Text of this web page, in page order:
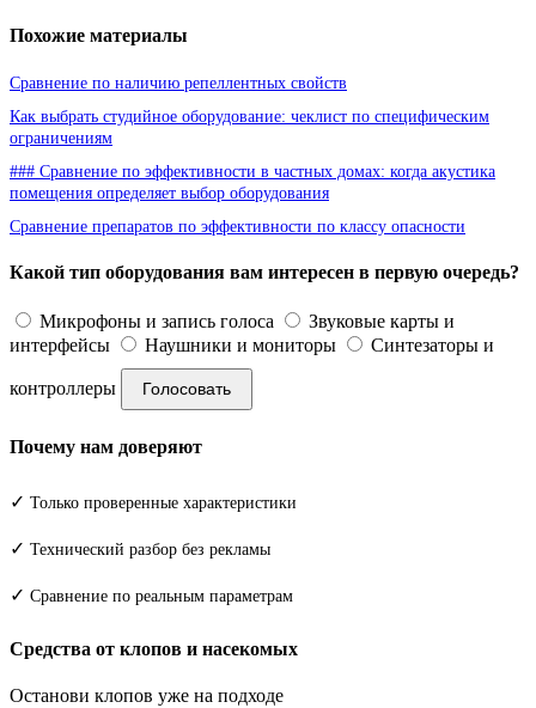
Похожие материалы
Сравнение по наличию репеллентных свойств
Как выбрать студийное оборудование: чеклист по специфическим
ограничениям
### Сравнение по эффективности в частных домах: когда акустика
помещения определяет выбор оборудования
Сравнение препаратов по эффективности по классу опасности
Какой тип оборудования вам интересен в первую очередь?
Микрофоны и запись голоса
Звуковые карты и
интерфейсы
Наушники и мониторы Синтезаторы и
контроллеры Голосовать
Почему нам доверяют
✓ Только проверенные характеристики
✓ Технический разбор без рекламы
✓ Сравнение по реальным параметрам
Средства от клопов и насекомых
Останови клопов уже на подходе